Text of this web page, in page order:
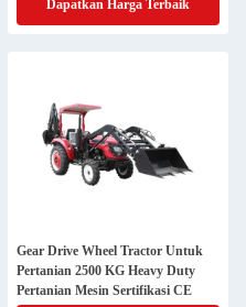
Dapatkan Harga Terbaik
Gear Drive Wheel Tractor Untuk
Pertanian 2500 KG Heavy Duty
Pertanian Mesin Sertifikasi CE